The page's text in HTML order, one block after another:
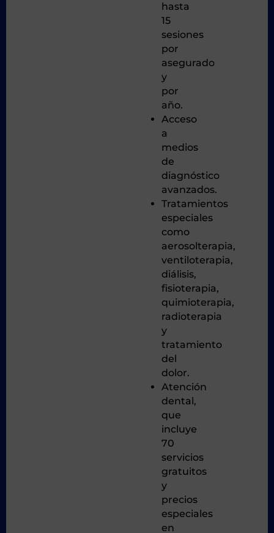
hasta
15
sesiones
por
asegurado
y
por
año.
Acceso
a
medios
de
diagnóstico
avanzados.
Tratamientos
especiales
como
aerosolterapia,
ventiloterapia,
diálisis,
fisioterapia,
quimioterapia,
radioterapia
y
tratamiento
del
dolor.
Atención
dental,
que
incluye
70
servicios
gratuitos
y
precios
especiales
en